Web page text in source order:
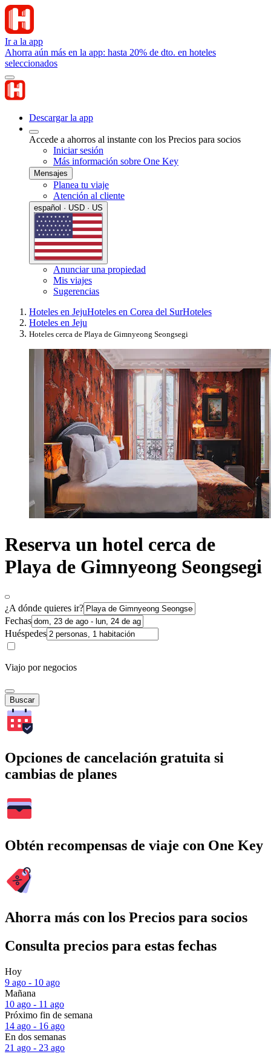
Ir a la app
Ahorra aún más en la app: hasta 20% de dto. en hoteles
seleccionados
Descargar la app
Accede a ahorros al instante con los Precios para socios
Iniciar sesión
Más información sobre One Key
Mensajes
Planea tu viaje
Atención al cliente
español · USD · US
Anunciar una propiedad
Mis viajes
Sugerencias
Hoteles en JejuHoteles en Corea del SurHoteles
Hoteles en Jeju
Hoteles cerca de Playa de Gimnyeong Seongsegi
Reserva un hotel cerca de
Playa de Gimnyeong Seongsegi
¿A dónde quieres ir?
Fechas
Huéspedes
Viajo por negocios
Buscar
Opciones de cancelación gratuita si
cambias de planes
Obtén recompensas de viaje con One Key
Ahorra más con los Precios para socios
Consulta precios para estas fechas
Hoy
9 ago - 10 ago
Mañana
10 ago - 11 ago
Próximo fin de semana
14 ago - 16 ago
En dos semanas
21 ago - 23 ago